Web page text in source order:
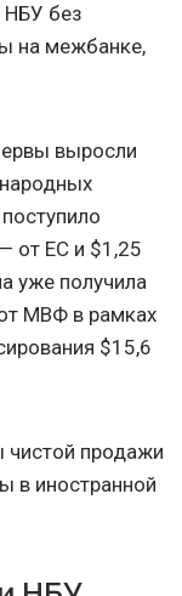
НБУ без
на межбанке,
выросли
от ЕС и $1,25
уже получила
МВФ в рамках
$15,6
чистой продажи
в иностранной